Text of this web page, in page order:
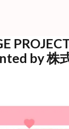
by 株